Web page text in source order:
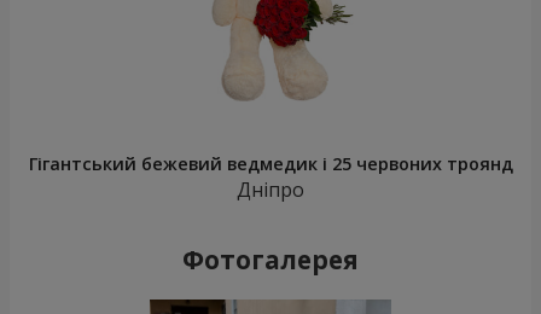
Гігантський бежевий ведмедик і 25 червоних троянд
Дніпро
Фотогалерея